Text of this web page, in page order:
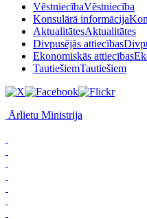
VēstniecībaVēstniecība
Konsulārā informācija
AktualitātesAktualitātes
Divpusējās attiecības
Ekonomiskās attiecības
TautiešiemTautiešiem
Ārlietu Ministrija